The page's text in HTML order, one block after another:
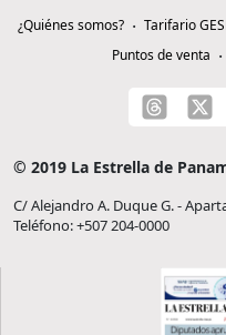
¿Quiénes somos? Tarifario
Puntos de venta
© 2019 La Estrella de
C/ Alejandro A. Duque G. -
Teléfono: +507 204-0000